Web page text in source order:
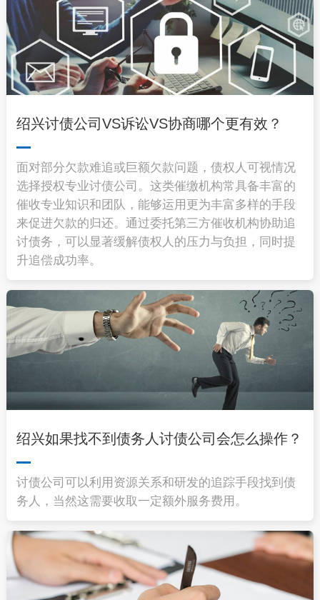
绍兴讨债公司VS诉讼VS协商哪个更有效？
面对部分欠款难追或巨额欠款问题，债权人可视情况
选择授权专业讨债公司。这类催缴机构常具备丰富的
催收专业知识和团队，能够运用更为丰富多样的手段
来促进欠款的归还。通过委托第三方催收机构协助追
讨债务，可以显著缓解债权人的压力与负担，同时提
升追偿成功率。
绍兴如果找不到债务人讨债公司会怎么操作？
讨债公司可以利用资源关系和研发的追踪手段找到债
务人，当然这需要收取一定额外服务费用。